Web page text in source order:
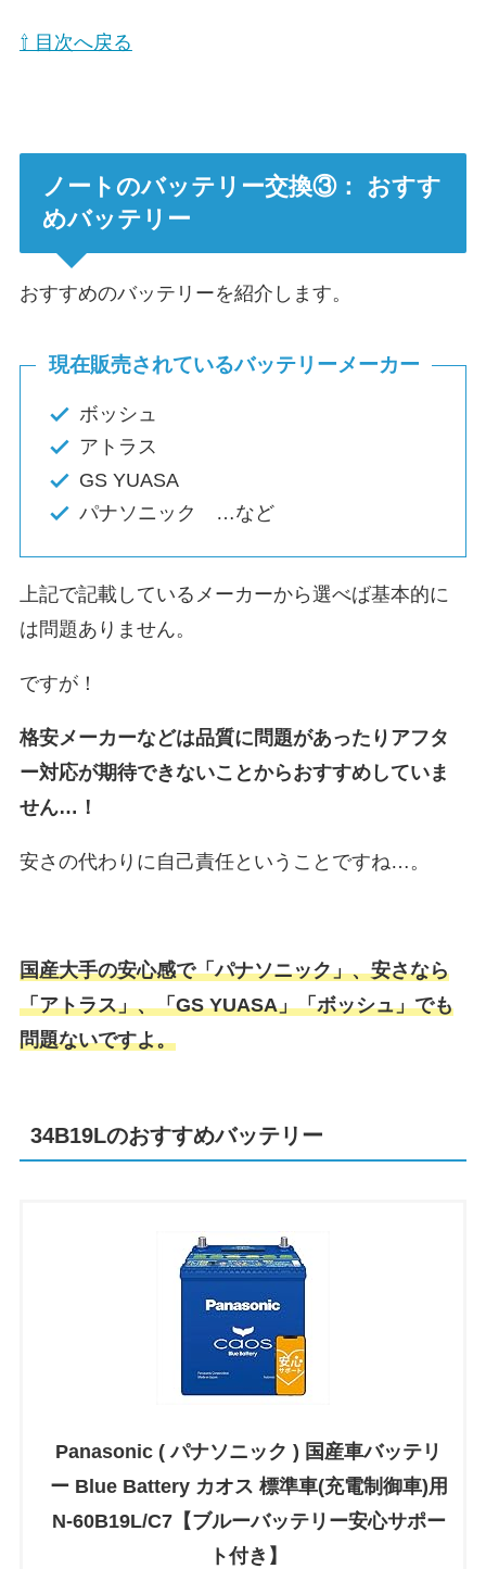
⇧ 目次へ戻る
ノートのバッテリー交換③： おすす
めバッテリー
おすすめのバッテリーを紹介します。
現在販売されているバッテリーメーカー
ボッシュ
アトラス
GS YUASA
パナソニック …など
上記で記載しているメーカーから選べば基本的に
は問題ありません。
ですが！
格安メーカーなどは品質に問題があったりアフタ
ー対応が期待できないことからおすすめしていま
せん…！
安さの代わりに自己責任ということですね…。
国産大手の安心感で「パナソニック」、安さなら
「アトラス」、「GS YUASA」「ボッシュ」でも
問題ないですよ。
34B19Lのおすすめバッテリー
Panasonic ( パナソニック ) 国産車バッテリ
ー Blue Battery カオス 標準車(充電制御車)用
N-60B19L/C7【ブルーバッテリー安心サポー
ト付き】